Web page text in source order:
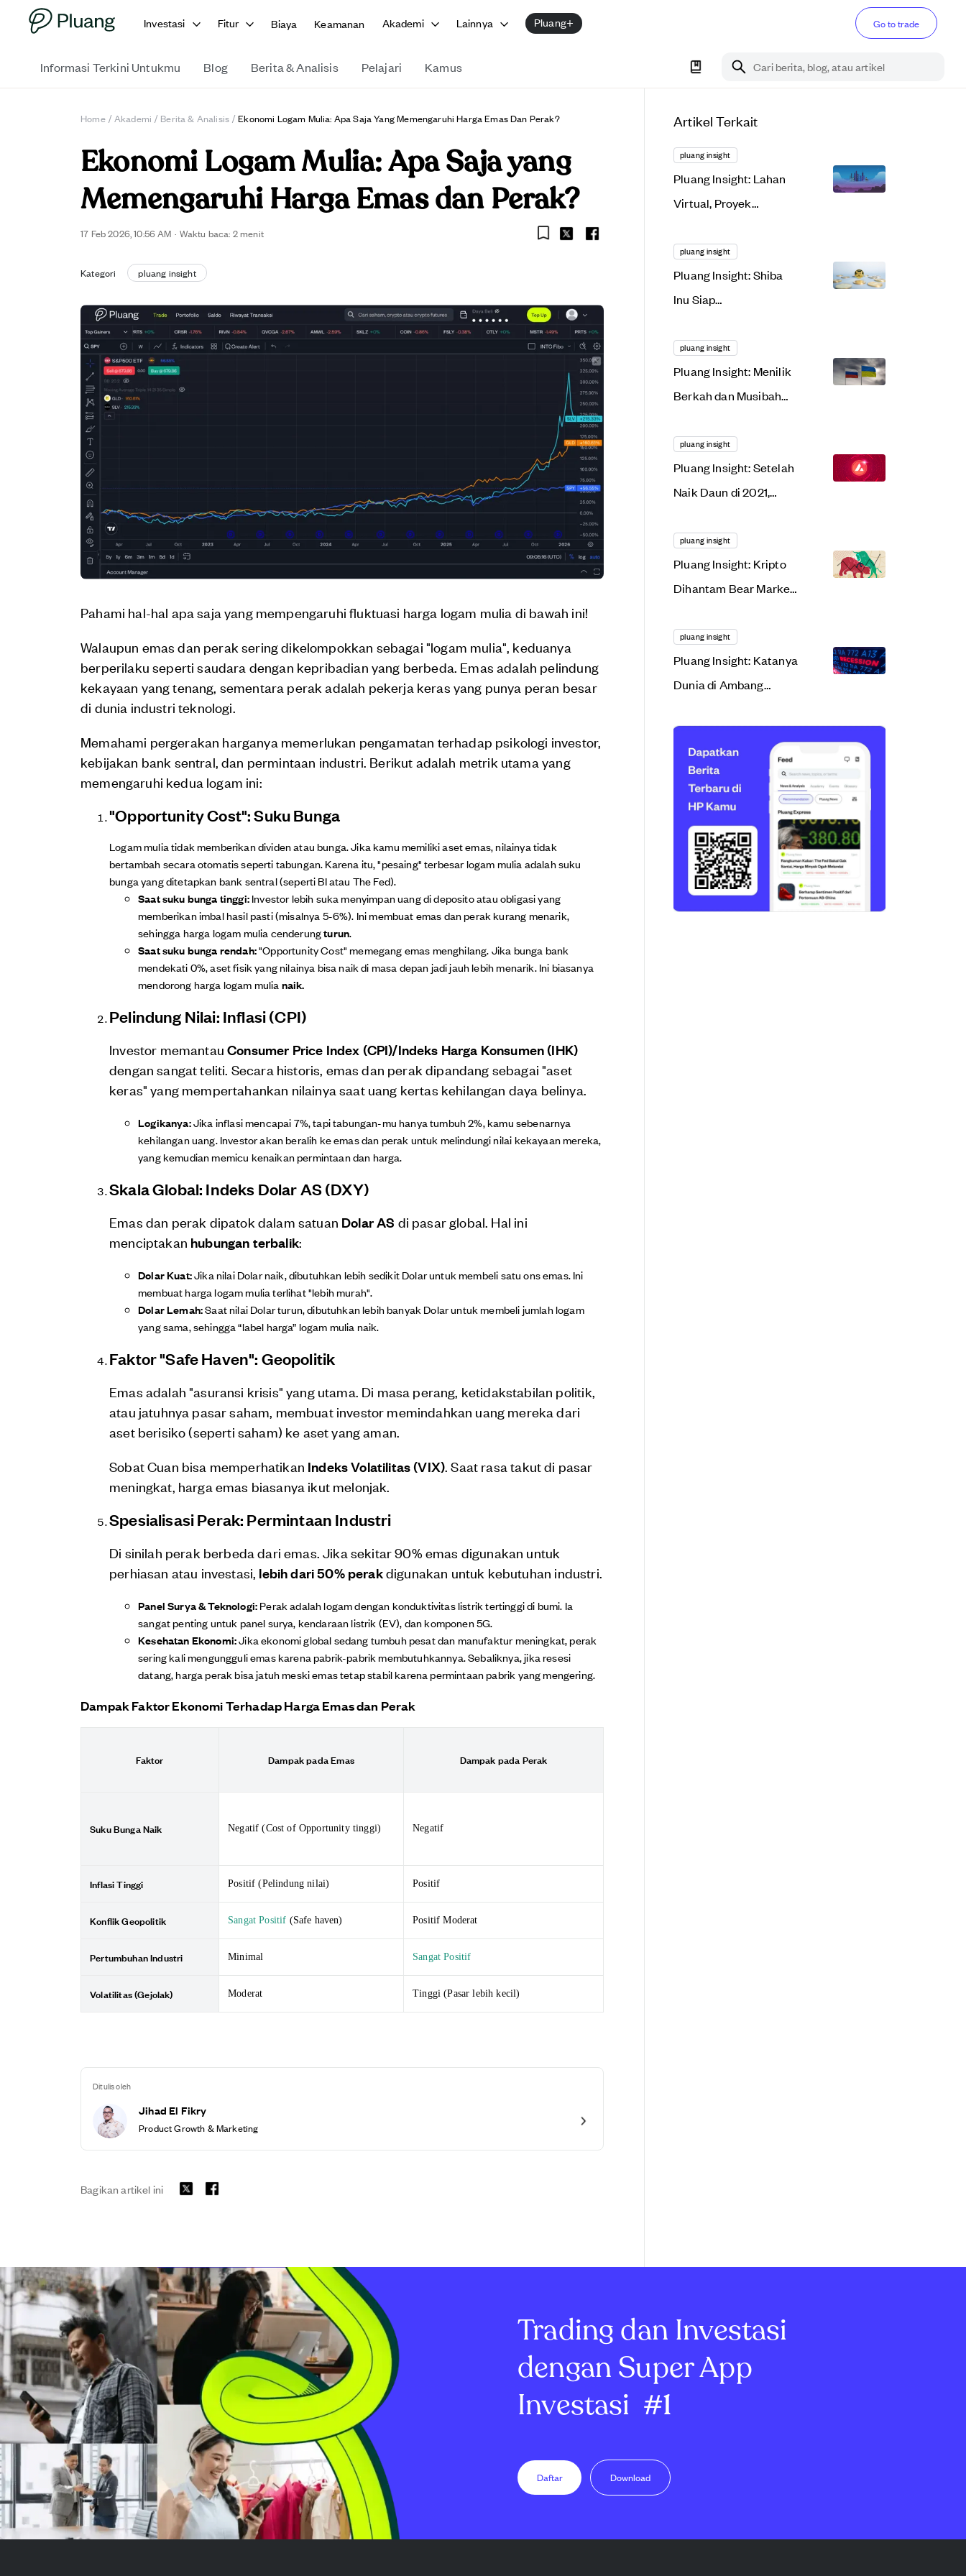
Investasi Fitur Biaya Keamanan Akademi Lainnya Pluang+ Go to trade
Informasi Terkini Untukmu Blog Berita & Analisis Pelajari Kamus Cari berita, blog, atau artikel
Home / Akademi / Berita & Analisis / Ekonomi Logam Mulia: Apa Saja Yang Memengaruhi Harga Emas Dan Perak?
Ekonomi Logam Mulia: Apa Saja yang
Memengaruhi Harga Emas dan Perak?
17 Feb 2026, 10:56 AM · Waktu baca: 2 menit
Kategori pluang insight
Pahami hal-hal apa saja yang mempengaruhi fluktuasi harga logam mulia di bawah ini!
Walaupun emas dan perak sering dikelompokkan sebagai "logam mulia", keduanya
berperilaku seperti saudara dengan kepribadian yang berbeda. Emas adalah pelindung
kekayaan yang tenang, sementara perak adalah pekerja keras yang punya peran besar
di dunia industri teknologi.
Memahami pergerakan harganya memerlukan pengamatan terhadap psikologi investor,
kebijakan bank sentral, dan permintaan industri. Berikut adalah metrik utama yang
memengaruhi kedua logam ini:
"Opportunity Cost": Suku Bunga
Logam mulia tidak memberikan dividen atau bunga. Jika kamu memiliki aset emas, nilainya tidak
bertambah secara otomatis seperti tabungan. Karena itu, "pesaing" terbesar logam mulia adalah suku
bunga yang ditetapkan bank sentral (seperti BI atau The Fed).
Saat suku bunga tinggi:Investor lebih suka menyimpan uang di deposito atau obligasi yang
memberikan imbal hasil pasti (misalnya 5-6%). Ini membuat emas dan perak kurang menarik,
sehingga harga logam mulia cenderungturun.
Saat suku bunga rendah:"Opportunity Cost" memegang emas menghilang. Jika bunga bank
mendekati 0%, aset fisik yang nilainya bisa naik di masa depan jadi jauh lebih menarik. Ini biasanya
mendorong harga logam mulia naik.
Pelindung Nilai: Inflasi (CPI)
Investor memantauConsumer Price Index (CPI)/Indeks Harga Konsumen (IHK)
dengan sangat teliti. Secara historis, emas dan perak dipandang sebagai "aset
keras" yang mempertahankan nilainya saat uang kertas kehilangan daya belinya.
Logikanya:Jika inflasi mencapai 7%, tapi tabungan-mu hanya tumbuh 2%, kamu sebenarnya
kehilangan uang. Investor akan beralih ke emas dan perak untuk melindungi nilai kekayaan mereka,
yang kemudian memicu kenaikan permintaan dan harga.
Skala Global: Indeks Dolar AS (DXY)
Emas dan perak dipatok dalam satuan Dolar AS di pasar global. Hal ini
menciptakan hubungan terbalik:
Dolar Kuat:Jika nilai Dolar naik, dibutuhkan lebih sedikit Dolar untuk membeli satu ons emas. Ini
membuat harga logam mulia terlihat "lebih murah".
Dolar Lemah:Saat nilai Dolar turun, dibutuhkan lebih banyak Dolar untuk membeli jumlah logam
yang sama, sehingga “label harga” logam mulia naik.
Faktor "Safe Haven": Geopolitik
Emas adalah "asuransi krisis" yang utama. Di masa perang, ketidakstabilan politik,
atau jatuhnya pasar saham, membuat investor memindahkan uang mereka dari
aset berisiko (seperti saham) ke aset yang aman.
Sobat Cuan bisa memperhatikan Indeks Volatilitas (VIX) . Saat rasa takut di pasar
meningkat, harga emas biasanya ikut melonjak.
Spesialisasi Perak: Permintaan Industri
Di sinilah perak berbeda dari emas. Jika sekitar 90% emas digunakan untuk
perhiasan atau investasi, lebih dari 50% perakdigunakan untuk kebutuhan industri.
Panel Surya & Teknologi:Perak adalah logam dengan konduktivitas listrik tertinggi di bumi. Ia
sangat penting untuk panel surya, kendaraan listrik (EV), dan komponen 5G.
Kesehatan Ekonomi:Jika ekonomi global sedang tumbuh pesat dan manufaktur meningkat, perak
sering kali mengungguli emas karena pabrik-pabrik membutuhkannya. Sebaliknya, jika resesi
datang, harga perak bisa jatuh meski emas tetap stabil karena permintaan pabrik yang mengering.
Dampak Faktor Ekonomi Terhadap Harga Emas dan Perak
Faktor Dampak pada Emas Dampak pada Perak
Suku Bunga Naik Negatif (Cost of Opportunity tinggi) Negatif
Inflasi Tinggi Positif (Pelindung nilai) Positif
Konflik Geopolitik Sangat Positif (Safe haven) Positif Moderat
Pertumbuhan Industri Minimal Sangat Positif
Volatilitas (Gejolak) Moderat Tinggi (Pasar lebih kecil)
Ditulis oleh
Jihad El Fikry
Product Growth & Marketing
Bagikan artikel ini
Artikel Terkait
pluang insight
Pluang Insight: Lahan
Virtual, Proyek
Bakal Gagal Total?
pluang insight
Pluang Insight: Shiba
Inu Siap
Lantang di 2022. Apa
Alasannya?
pluang insight
Pluang Insight: Menilik
Berkah dan Musibah
Ukraina
pluang insight
Pluang Insight: Setelah
Naik Daun di 2021,
Lagi Tahun Ini?
pluang insight
Pluang Insight: Kripto
Dihantam Bear Market,
Dollar Cost Averaging?
pluang insight
Pluang Insight: Katanya
Dunia di Ambang
Resesi Ekonomi?
Trading dan Investasi
dengan Super App
Investasi #1
Daftar Download